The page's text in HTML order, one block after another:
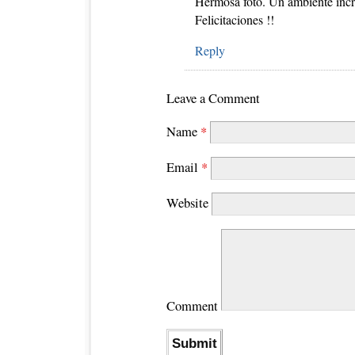
Felicitaciones !!
Reply
Leave a Comment
Name *
Email *
Website
Comment